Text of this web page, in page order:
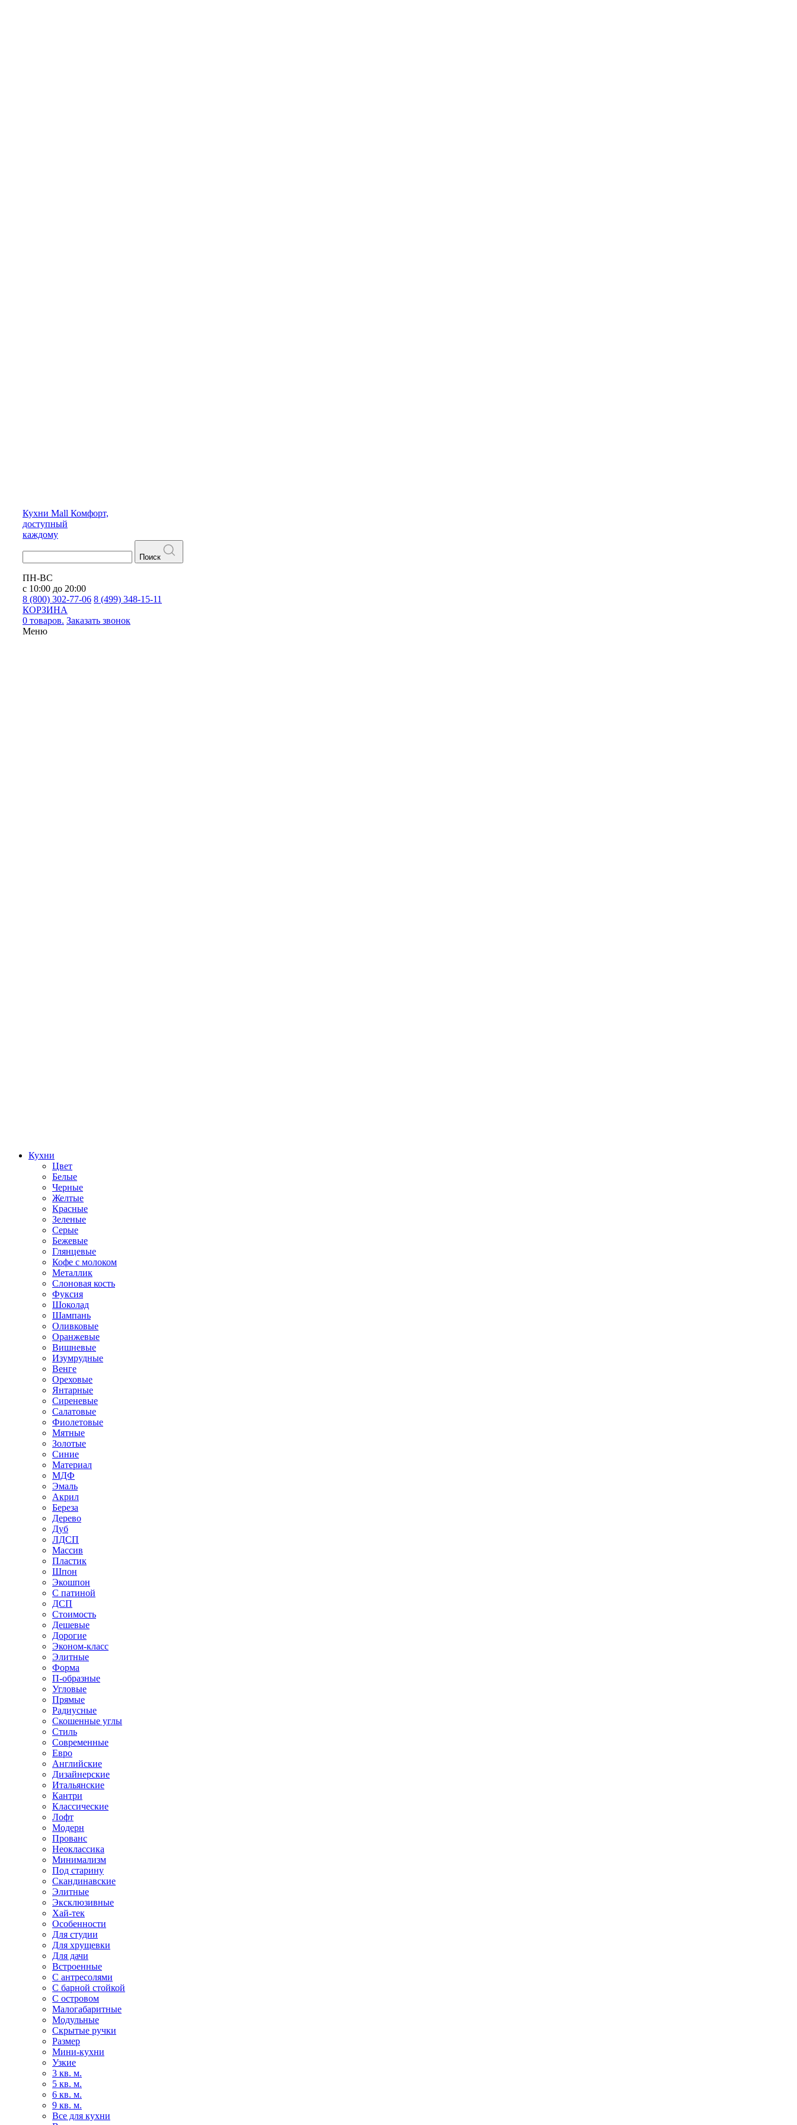
Кухни Mall Комфорт,
доступный
каждому
Поиск
ПН-ВС
с 10:00 до 20:00
8 (800) 302-77-06 8 (499) 348-15-11
КОРЗИНА
0 товаров. Заказать звонок
Меню
Кухни
Цвет
Белые
Черные
Желтые
Красные
Зеленые
Серые
Бежевые
Глянцевые
Кофе с молоком
Металлик
Слоновая кость
Фуксия
Шоколад
Шампань
Оливковые
Оранжевые
Вишневые
Изумрудные
Венге
Ореховые
Янтарные
Сиреневые
Салатовые
Фиолетовые
Мятные
Золотые
Синие
Материал
МДФ
Эмаль
Акрил
Береза
Дерево
Дуб
ЛДСП
Массив
Пластик
Шпон
Экошпон
С патиной
ДСП
Стоимость
Дешевые
Дорогие
Эконом-класс
Элитные
Форма
П-образные
Угловые
Прямые
Радиусные
Скошенные углы
Стиль
Современные
Евро
Английские
Дизайнерские
Итальянские
Кантри
Классические
Лофт
Модерн
Прованс
Неоклассика
Минимализм
Под старину
Скандинавские
Элитные
Эксклюзивные
Хай-тек
Особенности
Для студии
Для хрущевки
Для дачи
Встроенные
С антресолями
С барной стойкой
С островом
Малогабаритные
Модульные
Скрытые ручки
Размер
Мини-кухни
Узкие
3 кв. м.
5 кв. м.
6 кв. м.
9 кв. м.
Все для кухни